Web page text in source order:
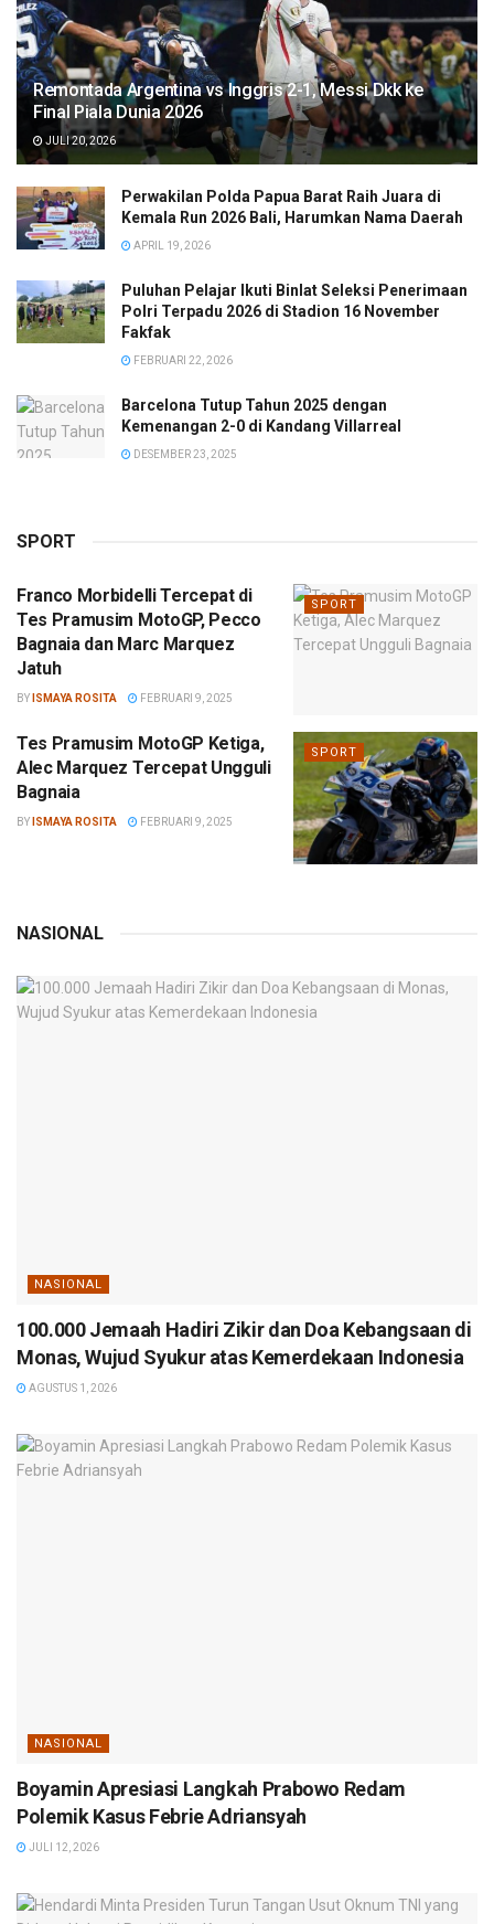
Remontada Argentina vs Inggris 2-1, Messi Dkk ke
Final Piala Dunia 2026
JULI 20, 2026
Perwakilan Polda Papua Barat Raih Juara di
Kemala Run 2026 Bali, Harumkan Nama Daerah
APRIL 19, 2026
Puluhan Pelajar Ikuti Binlat Seleksi Penerimaan
Polri Terpadu 2026 di Stadion 16 November
Fakfak
FEBRUARI 22, 2026
Barcelona Tutup Tahun 2025 dengan
Kemenangan 2-0 di Kandang Villarreal
DESEMBER 23, 2025
SPORT
SPORT
Franco Morbidelli Tercepat di
Tes Pramusim MotoGP, Pecco
Bagnaia dan Marc Marquez
Jatuh
BY ISMAYA ROSITA FEBRUARI 9, 2025
SPORT
Tes Pramusim MotoGP Ketiga,
Alec Marquez Tercepat Ungguli
Bagnaia
BY ISMAYA ROSITA FEBRUARI 9, 2025
NASIONAL
NASIONAL
100.000 Jemaah Hadiri Zikir dan Doa Kebangsaan di
Monas, Wujud Syukur atas Kemerdekaan Indonesia
AGUSTUS 1, 2026
NASIONAL
Boyamin Apresiasi Langkah Prabowo Redam
Polemik Kasus Febrie Adriansyah
JULI 12, 2026